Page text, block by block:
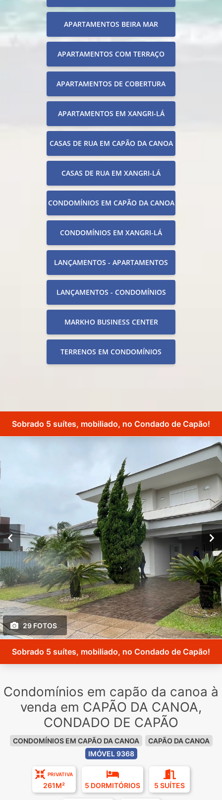
APARTAMENTOS BEIRA MAR
APARTAMENTOS COM TERRAÇO
APARTAMENTOS DE COBERTURA
APARTAMENTOS EM XANGRI-LÁ
CASAS DE RUA EM CAPÃO DA CANOA
CASAS DE RUA EM XANGRI-LÁ
CONDOMÍNIOS EM CAPÃO DA CANOA
CONDOMÍNIOS EM XANGRI-LÁ
LANÇAMENTOS - APARTAMENTOS
LANÇAMENTOS - CONDOMÍNIOS
MARKHO BUSINESS CENTER
TERRENOS EM CONDOMÍNIOS
Sobrado 5 suítes, mobiliado, no Condado de Capão!
29 FOTOS
Sobrado 5 suítes, mobiliado, no Condado de Capão!
Condomínios em capão da canoa à
venda em CAPÃO DA CANOA,
CONDADO DE CAPÃO
CONDOMÍNIOS EM CAPÃO DA CANOA
CAPÃO DA CANOA
IMÓVEL 9368
PRIVATIVA
261M² 5 DORMITÓRIOS 5 SUÍTES